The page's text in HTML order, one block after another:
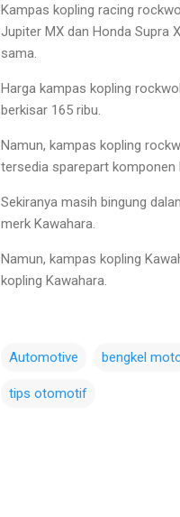
Kampas kopling racing
Jupiter MX dan Honda Supra
sama.
Harga kampas kopling
berkisar 165 ribu.
Namun, kampas kopling
tersedia sparepart komponen
Sekiranya masih bingung
merk Kawahara.
Namun, kampas kopling
kopling Kawahara.
Automotive bengkel
tips otomotif